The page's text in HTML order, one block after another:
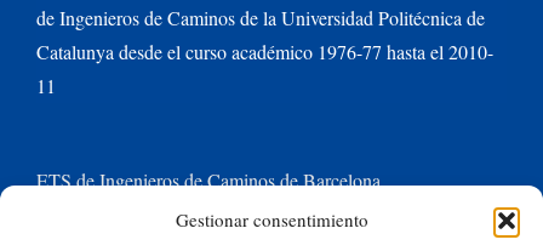
Gestionar consentimiento
de Ingenieros de Caminos de la Universidad Politécnica de
Catalunya desde el curso académico 1976-77 hasta el 2010-
11
ETS de Ingenieros de Caminos de Barcelona
Universitat Politècnica de Catalunya BarcelonaTech